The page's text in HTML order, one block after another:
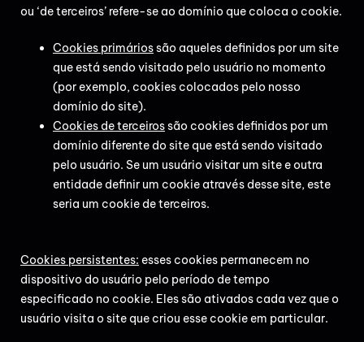
ou ‘de terceiros’ refere-se ao domínio que coloca o cookie.
Cookies primáriossão aqueles definidos por um site
que está sendo visitado pelo usuário no momento
(por exemplo, cookies colocados pelo nosso
domínio do site).
Cookies de terceirossão cookies definidos por um
domínio diferente do site que está sendo visitado
pelo usuário. Se um usuário visitar um site e outra
entidade definir um cookie através desse site, este
seria um cookie de terceiros.
Cookies persistentes: esses cookies permanecem no
dispositivo do usuário pelo período de tempo
especificado no cookie. Eles são ativados cada vez que o
usuário visita o site que criou esse cookie em particular.